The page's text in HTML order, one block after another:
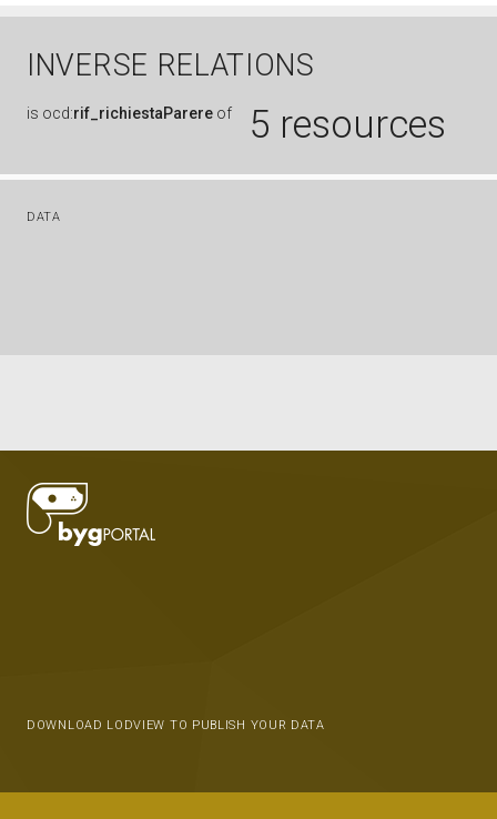
INVERSE RELATIONS
is ocd:rif_richiestaParere of 5 resources
DATA
DOWNLOAD LODVIEW TO PUBLISH YOUR DATA